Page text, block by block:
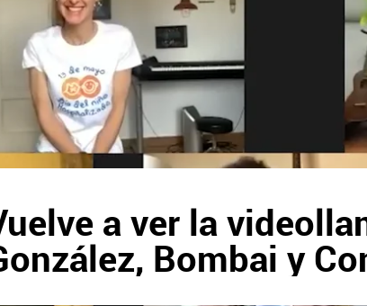
a ver la
Bombai y